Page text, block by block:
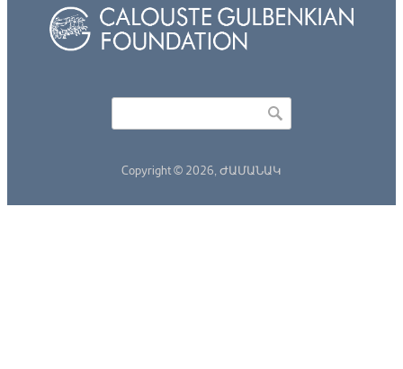
Copyright © 2026, ԺԱՄԱՆԱԿ